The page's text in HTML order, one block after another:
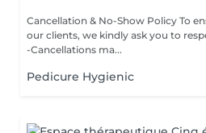
Cancellation & No-Show Policy To
our clients, we kindly ask you to
-Cancellations ma...
Pedicure Hygienic